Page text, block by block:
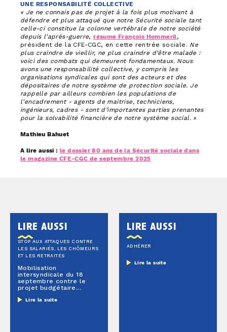
UNE RESPONSABILITÉ COLLECTIVE
« Je ne connais pas de projet à la fois plus motivant à
défendre et plus attaqué que notre Sécurité sociale tant
celle-ci constitue la colonne vertébrale de notre société
depuis l’après-guerre,résume François Hommeril,
président de la CFE-CGC, en cette rentrée sociale. Ne
plus craindre de vieillir, ne plus craindre d’être malade :
voici des combats qui demeurent fondamentaux. Nous
avons une responsabilité collective, y compris les
organisations syndicales qui sont des acteurs et des
dépositaires de notre système de protection sociale. Je
rappelle par ailleurs combien les populations de
l’encadrement - agents de maitrise, techniciens,
ingénieurs, cadres - sont d’importantes parties prenantes
pour la solvabilité financière de notre système social. »
Mathieu Bahuet
A lire aussi :le dossier 80 ans de la Sécurité sociale dans
le magazine CFE-CGC de septembre 2025
lire aussi
STOP AUX ATTAQUES CONTRE
LES SALARIÉS, LES CHÔMEURS
ET LES RETRAITÉS
Mobilisation
intersyndicale du 18
septembre contre le
projet budgétaire...
Lire la suite
lire aussi
ADHÉRER
Lire la suite